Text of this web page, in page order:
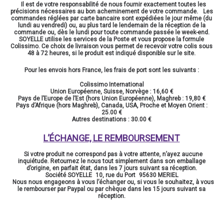
Il est de votre responsabilité de nous fournir exactement toutes les
précisions nécessaires au bon acheminement de votre commande. Les
commandes réglées par carte bancaire sont expédiées le jour même (du
lundi au vendredi) ou, au plus tard le lendemain de la réception de la
commande ou, dès le lundi pour toute commande passée le week-end.
SOYELLE utilise les services de la Poste et vous propose la formule
Colissimo. Ce choix de livraison vous permet de recevoir votre colis sous
48 à 72 heures, si le produit est indiqué disponible sur le site.
Pour les envois hors France, les frais de port sont les suivants :
Colissimo International
Union Européenne, Suisse, Norvège : 16,60 €
Pays de l’Europe de l’Est (hors Union Européenne), Maghreb : 19,80 €
Pays d’Afrique (hors Maghreb), Canada, USA, Proche et Moyen Orient :
25.00 €
Autres destinations : 30.00 €
L’ÉCHANGE, LE REMBOURSEMENT
Si votre produit ne correspond pas à votre attente, n’ayez aucune
inquiétude. Retournez le nous tout simplement dans son emballage
d’origine, en parfait état, dans les 7 jours suivant sa réception.
Société SOYELLE 10, rue du Port 95630 MERIEL
Nous nous engageons à vous l’échanger ou, si vous le souhaitez, à vous
le rembourser par Paypal ou par chèque dans les 15 jours suivant sa
réception.